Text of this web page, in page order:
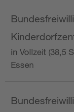
in Vollzeit (38,5
Essen